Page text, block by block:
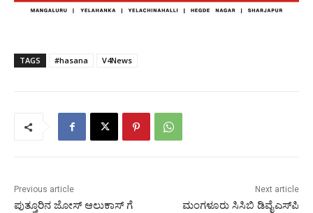
TAGS #hasana V4News
Previous article
ಪುತ್ತೂರಿನ ಜೋಸ್ ಆಲುಕಾಸ್ ಗೆ
Next article
ಮಂಗಳೂರು ಸಿಸಿಬಿ ಡಿವೈಎಸ್‌ಪಿ